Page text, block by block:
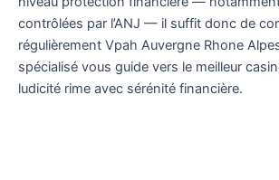
contrôlées par l’ANJ — il suffit donc de
régulièrement Vpah Auvergne Rhone
spécialisé vous guide vers le meilleur
ludicité rime avec sérénité financière.